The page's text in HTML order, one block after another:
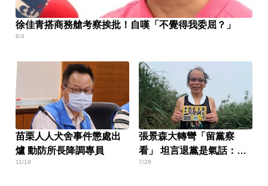
徐佳青搭商務艙考察挨批！自嘆「不覺得我委屈？」
8/4
苗栗人人犬舍事件懲處出
爐 動防所長降調專員
11/18
張景森大轉彎「留黨察
看」 坦言退黨是氣話：當
民進黨烏鴉
7/28